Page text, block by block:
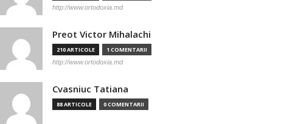
http://www.ortodoxia.md
Preot Victor Mihalachi
210 ARTICOLE 1 COMENTARII
http://www.ortodoxia.md
Cvasniuc Tatiana
88 ARTICOLE 0 COMENTARII